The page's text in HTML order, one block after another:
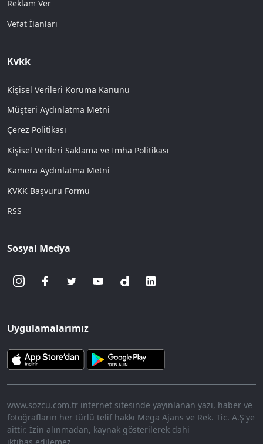
Reklam Ver
Vefat İlanları
Kvkk
Kişisel Verileri Koruma Kanunu
Müşteri Aydınlatma Metni
Çerez Politikası
Kişisel Verileri Saklama ve İmha Politikası
Kamera Aydınlatma Metni
KVKK Başvuru Formu
RSS
Sosyal Medya
Uygulamalarımız
www.sozcu.com.tr internet sitesinde yayınlanan yazı, haber ve
fotoğrafların her türlü telif hakkı Mega Ajans ve Rek. Tic. A.Ş'ye
aittir. İzin alınmadan, kaynak gösterilerek dahi